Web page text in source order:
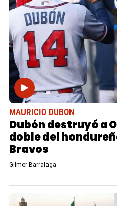
MAURICIO DUBON
Dubón destruyó a
doble del
Bravos
Gilmer Barralaga